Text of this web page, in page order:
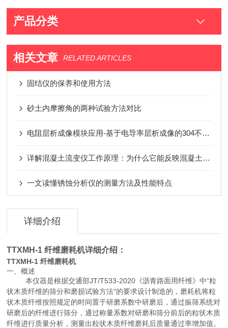
产品分类
相关文章 RELATED ARTICLES
固结仪的保养和使用方法
砂土内摩擦角的两种试验方法对比
电阻层析成像模块应用-基于电导率层析成像的304不锈钢熔覆层电导率检测研究
详解混凝土流变仪工作原理：为什么它能反映混凝土性能？
一文读懂锈蚀分析仪的测量方法及性能特点
详细介绍
TTXMH-1纤维磨耗机详细介绍：
TTXMH-1 纤维磨耗机
一、概述
本仪器是根据交通部JT/T533-2020《沥青路面用纤维》中“粒
状木质纤维的筛分和磨损试验方法"的要求设计制造的，磨耗机将粒
状木质纤维按照规定的时间置于研磨系数中研磨后，通过振筛系统对
研磨后的纤维进行筛分，通过称量系数对研磨和筛分前后的粒状木质
纤维进行质量分析，测量出粒状木质纤维磨耗后质量通过率增加值。